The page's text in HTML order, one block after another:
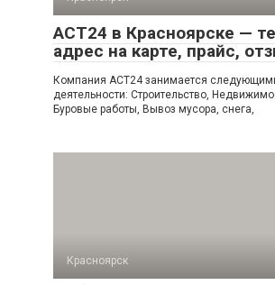
АСТ24 в Красноярске —
адрес на карте, прайс,
Компания АСТ24 занимается
деятельности: Строительство,
Буровые работы, Вывоз мусора, снега,
Красноярск